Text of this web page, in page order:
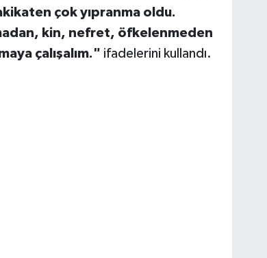
çok yıpranma oldu.
kin, nefret, öfkelenmeden
çalışalım." ifadelerini kullandı.